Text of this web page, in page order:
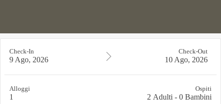
Check-In
9 Ago, 2026
Check-Out
10 Ago, 2026
Alloggi
1
Ospiti
2 Adulti - 0 Bambini